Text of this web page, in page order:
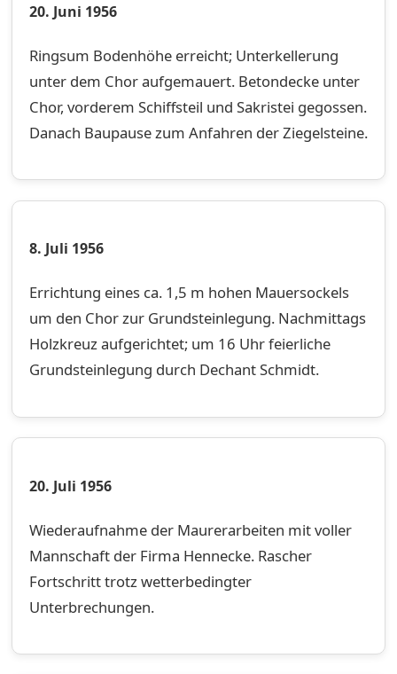
20. Juni 1956
Ringsum Bodenhöhe erreicht; Unterkellerung
unter dem Chor aufgemauert. Betondecke unter
Chor, vorderem Schiffsteil und Sakristei gegossen.
Danach Baupause zum Anfahren der Ziegelsteine.
8. Juli 1956
Errichtung eines ca. 1,5 m hohen Mauersockels
um den Chor zur Grundsteinlegung. Nachmittags
Holzkreuz aufgerichtet; um 16 Uhr feierliche
Grundsteinlegung durch Dechant Schmidt.
20. Juli 1956
Wiederaufnahme der Maurerarbeiten mit voller
Mannschaft der Firma Hennecke. Rascher
Fortschritt trotz wetterbedingter
Unterbrechungen.